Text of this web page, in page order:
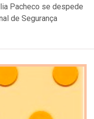
Pacheco se despede
de Segurança